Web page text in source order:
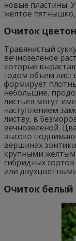
новые пластины.
желтое
Очиток
Травянистый
вечнозеленое
которые
годом объем
формирует
небольшие,
листьев могут
наступлением
листву, в
вечнозеленой.
высоко
вершинах
крупными
гибридных
или
Очиток белый